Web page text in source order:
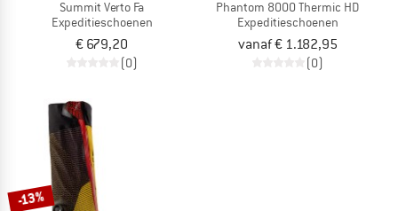
Summit Verto Fa
Expeditieschoenen
€ 679,20
(0)
Phantom 8000 Thermic HD
Expeditieschoenen
vanaf € 1.182,95
(0)
-13%